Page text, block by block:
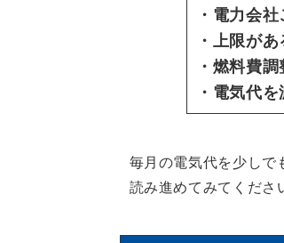
・電力会
・上限が
・燃料費
・電気代
毎月の電気代を少しで
読み進めてみてくださ